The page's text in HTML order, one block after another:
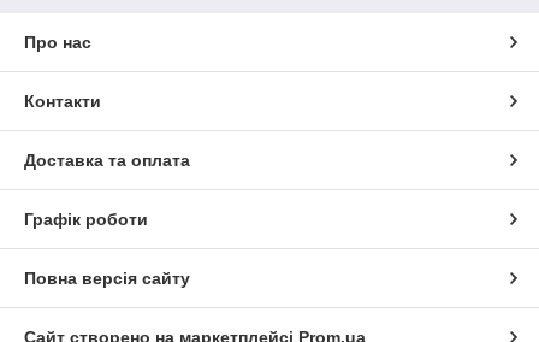
Про нас
Контакти
Доставка та оплата
Графік роботи
Повна версія сайту
Сайт створено на маркетплейсі Prom.ua